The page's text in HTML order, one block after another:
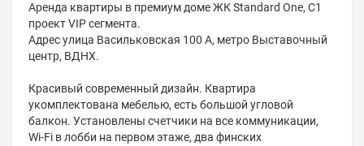
Аренда квартиры в премиум доме ЖК Standard One, С1
проект VIP сегмента.
Адрес улица Васильковская 100 А, метро Выставочный
центр, ВДНХ.
Красивый современный дизайн. Квартира
укомплектована мебелью, есть большой угловой
балкон. Установлены счетчики на все коммуникации,
Wi-Fi в лобби на первом этаже, два финских